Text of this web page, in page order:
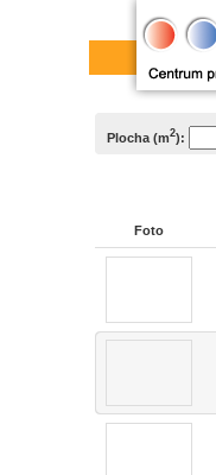
Plocha (m2):
Foto